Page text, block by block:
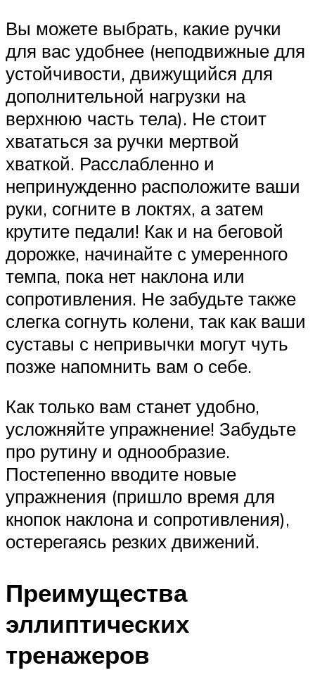
Вы можете выбрать, какие ручки
для вас удобнее (неподвижные для
устойчивости, движущийся для
дополнительной нагрузки на
верхнюю часть тела). Не стоит
хвататься за ручки мертвой
хваткой. Расслабленно и
непринужденно расположите ваши
руки, согните в локтях, а затем
крутите педали! Как и на беговой
дорожке, начинайте с умеренного
темпа, пока нет наклона или
сопротивления. Не забудьте также
слегка согнуть колени, так как ваши
суставы с непривычки могут чуть
позже напомнить вам о себе.
Как только вам станет удобно,
усложняйте упражнение! Забудьте
про рутину и однообразие.
Постепенно вводите новые
упражнения (пришло время для
кнопок наклона и сопротивления),
остерегаясь резких движений.
Преимущества
эллиптических
тренажеров